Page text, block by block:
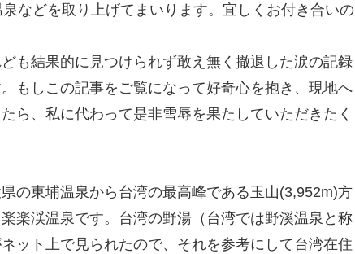
などを取り上げてまいります。宜しくお付き合いの
も結果的に見つけられず敢え無く撤退した涙の記録
もしこの記事をご覧になって好奇心を抱き、現地へ
ら、私に代わって是非雪辱を果たしていただきたく
の東埔温泉から台湾の最高峰である玉山(3,952m)方
楽渓温泉です。台湾の野湯（台湾では野溪温泉と称
ット上で見られたので、それを参考にして台湾在住